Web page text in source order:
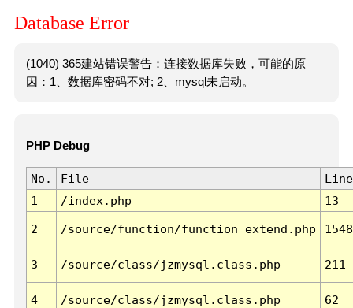
Database Error
(1040) 365建站错误警告：连接数据库失败，可能的原
因：1、数据库密码不对; 2、mysql未启动。
PHP Debug
No. File
Line
1
/index.php 13
2 /source/function/function_extend.php 1548
3 /source/class/jzmysql.class.php 211
4 /source/class/jzmysql.class.php 62